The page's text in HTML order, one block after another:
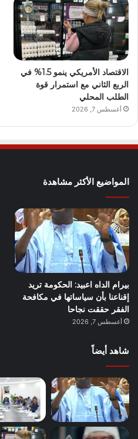
الاقتصاد الأمريكي ينمو 1.5% في
الربع الثاني مع استمرار قوة
الطلب المحلي
أغسطس 7, 2026
المواضيع الأكثر مشاهدة
بيرام الداه اعبيد: الحكومة تريد
إقناعنا بأن سياساتها في مكافحة
الفقر حققت نجاحا
أغسطس 7, 2026
شاهد أيضاً